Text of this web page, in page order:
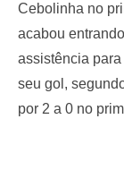
Cebolinha no
acabou
assistência
seu gol,
por 2 a 0 no